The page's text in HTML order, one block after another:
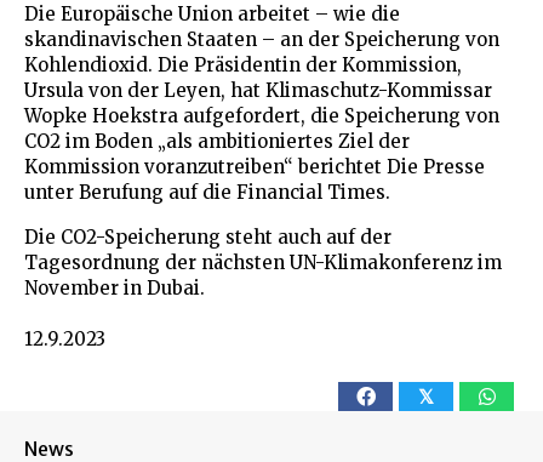
Die Europäische Union arbeitet – wie die
skandinavischen Staaten – an der Speicherung von
Kohlendioxid. Die Präsidentin der Kommission,
Ursula von der Leyen, hat Klimaschutz-Kommissar
Wopke Hoekstra aufgefordert, die Speicherung von
CO2 im Boden „als ambitioniertes Ziel der
Kommission voranzutreiben“ berichtet Die Presse
unter Berufung auf die Financial Times.
Die CO2-Speicherung steht auch auf der
Tagesordnung der nächsten UN-Klimakonferenz im
November in Dubai.
12.9.2023
𝕏
News